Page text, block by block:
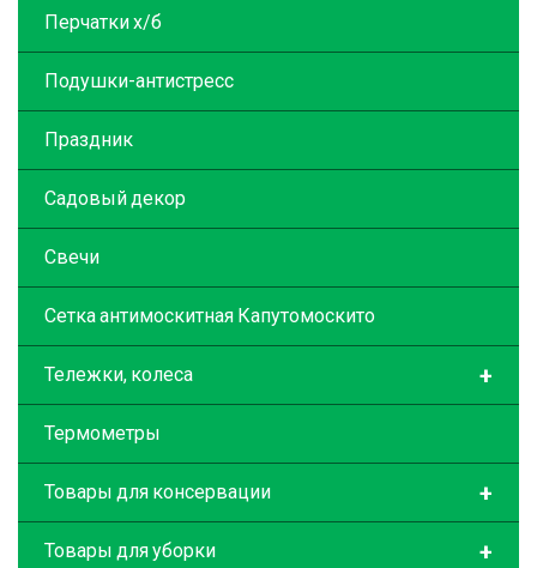
Перчатки х/б
Подушки-антистресс
Праздник
Садовый декор
Свечи
Сетка антимоскитная Капутомоскито
+
Тележки, колеса
Термометры
+
Товары для консервации
+
Товары для уборки